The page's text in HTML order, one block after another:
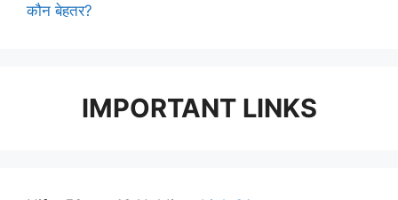
कौन बेहतर?
IMPORTANT LINKS